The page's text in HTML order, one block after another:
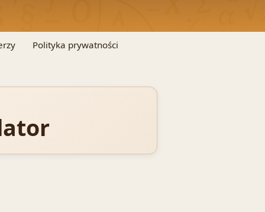
Polityka prywatności